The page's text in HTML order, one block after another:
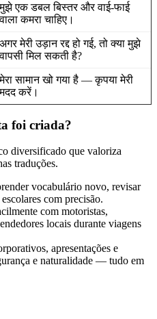
मुझे एक डबल बिस्तर और वाई-फाई
वाला कमरा चाहिए।
अगर मेरी उड़ान रद्द हो गई, तो क्या मुझे
वापसी मिल सकती है?
मेरा सामान खो गया है — कृपया मेरी
मदद करें।
foi criada?
diversificado que valoriza
traduções.
vocabulário novo, revisar
com precisão.
com motoristas,
locais durante viagens
apresentações e
e naturalidade — tudo em